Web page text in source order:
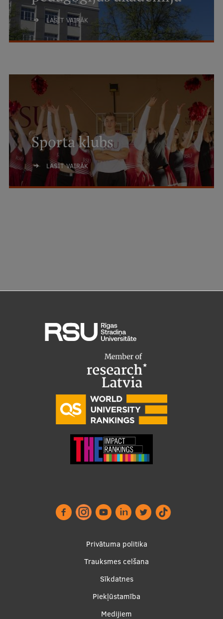
LASĪT VAIRĀK
Sporta klubs
LASĪT VAIRĀK
Privātuma politika
Trauksmes celšana
Sīkdatnes
Piekļūstamība
Medijiem